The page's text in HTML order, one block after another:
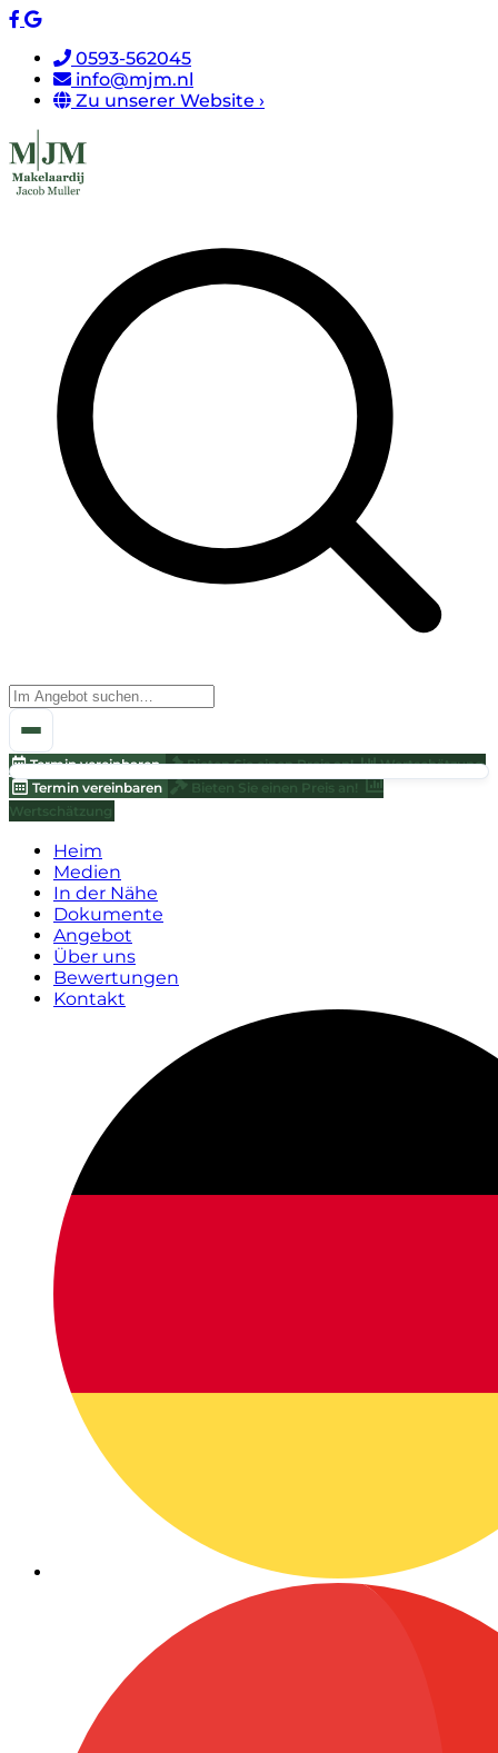
0593-562045
info@mjm.nl
Zu unserer Website ›
Termin vereinbaren Bieten Sie einen Preis an!
Wertschätzung
Termin vereinbaren
Bieten Sie einen Preis an!
Wertschätzung
Heim
Medien
In der Nähe
Dokumente
Angebot
Über uns
Bewertungen
Kontakt